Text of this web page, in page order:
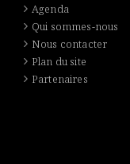
Agenda
Qui sommes-nous
Nous contacter
Plan du site
Partenaires